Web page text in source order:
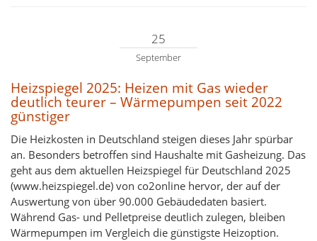
25
September
Heizspiegel 2025: Heizen mit Gas wieder
deutlich teurer – Wärmepumpen seit 2022
günstiger
Die Heizkosten in Deutschland steigen dieses Jahr spürbar
an. Besonders betroffen sind Haushalte mit Gasheizung. Das
geht aus dem aktuellen Heizspiegel für Deutschland 2025
(www.heizspiegel.de) von co2online hervor, der auf der
Auswertung von über 90.000 Gebäudedaten basiert.
Während Gas- und Pelletpreise deutlich zulegen, bleiben
Wärmepumpen im Vergleich die günstigste Heizoption.